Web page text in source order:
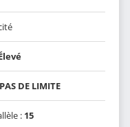
PAS DE LIMITE
: 15